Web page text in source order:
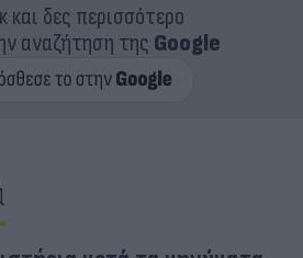
και δες περισσότερο
αναζήτηση της Google